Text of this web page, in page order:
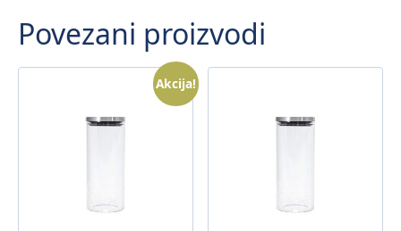
Povezani proizvodi
Akcija!